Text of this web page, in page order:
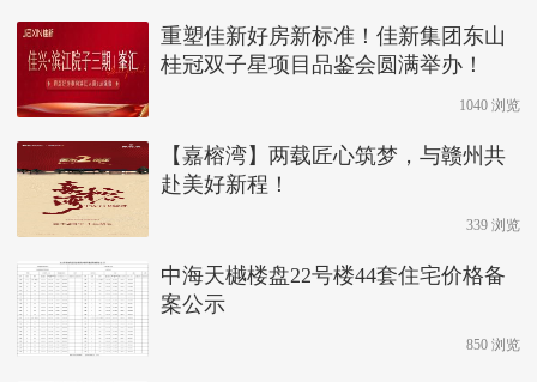
重塑佳新好房新标准！佳新集团东山
桂冠双子星项目品鉴会圆满举办！
1040 浏览
【嘉榕湾】两载匠心筑梦，与赣州共
赴美好新程！
339 浏览
中海天樾楼盘22号楼44套住宅价格备
案公示
850 浏览